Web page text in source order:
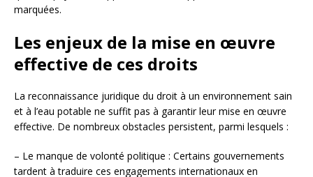
marquées.
Les enjeux de la mise en œuvre
effective de ces droits
La reconnaissance juridique du droit à un environnement sain
et à l’eau potable ne suffit pas à garantir leur mise en œuvre
effective. De nombreux obstacles persistent, parmi lesquels :
– Le manque de volonté politique : Certains gouvernements
tardent à traduire ces engagements internationaux en